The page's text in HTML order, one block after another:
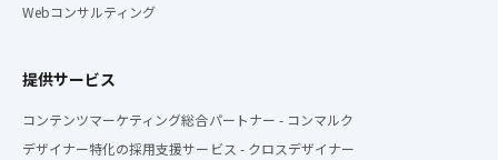
Webコンサルティング
提供サービス
コンテンツマーケティング総合パートナー - コンマルク
デザイナー特化の採用支援サービス - クロスデザイナー